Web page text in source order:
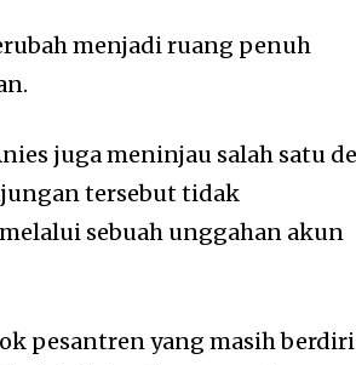
menjadi ruang penuh
juga meninjau salah satu
tersebut tidak
sebuah unggahan akun
pesantren yang masih berdiri